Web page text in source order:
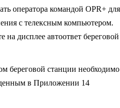
оператора командой OPR+ для
с телексным компьютером.
на дисплее автоответ береговой
береговой станции необходимо
в Приложении 14